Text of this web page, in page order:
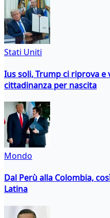
Stati Uniti
Ius soli, Trump ci riprova
cittadinanza per nascita
Mondo
Dal Perù alla Colombia,
Latina